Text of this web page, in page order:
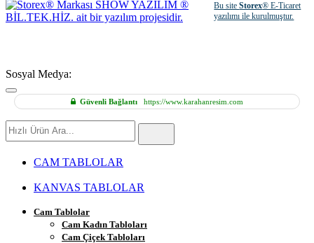
Bu siteStorex® E-Ticaret
yazılımı ile kurulmuştur.
Sosyal Medya:
Güvenli Bağlantı https://www.karahanresim.com
Hızlı
Ürün
CAM TABLOLAR
KANVAS TABLOLAR
Cam Tablolar
Cam Kadın Tabloları
Cam Çiçek Tabloları